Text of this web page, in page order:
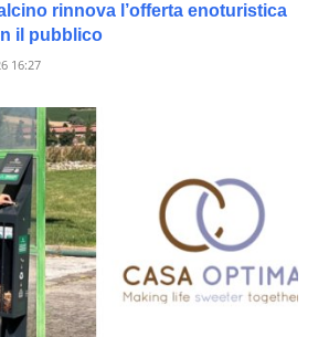
rinnova l’offerta enoturistica
il pubblico
16:27